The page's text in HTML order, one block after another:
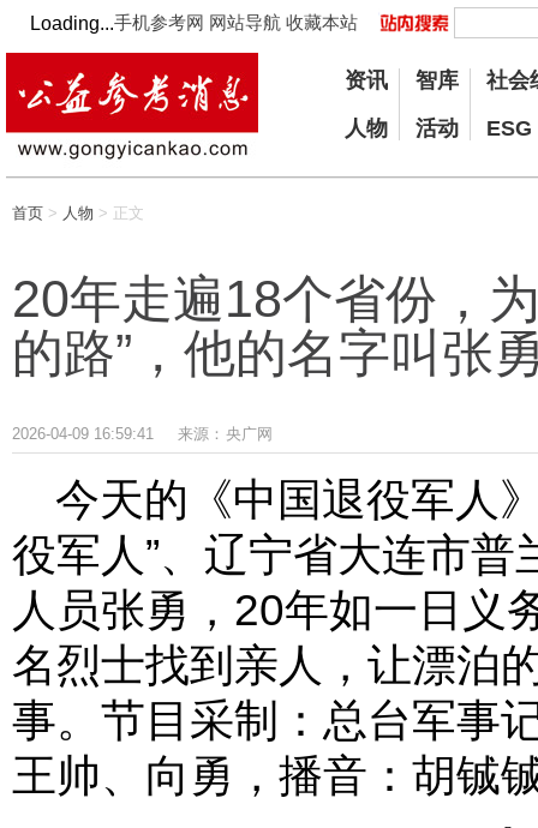
Loading...手机参考网 网站导航 收藏本站
资讯
人物
智库
活动
社会
ESG
首页 > 人物 > 正文
20年走遍18个省份，
的路”，他的名字叫张
2026-04-09 16:59:41 来源： 央广网
今天的《中国退役军人
役军人”、辽宁省大连市
人员张勇，20年如一日义
名烈士找到亲人，让漂泊
事。节目采制：总台军事
王帅、向勇，播音：胡铖